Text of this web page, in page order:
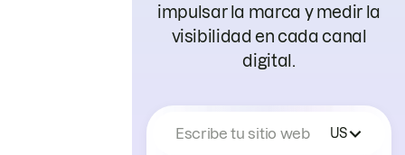
impulsar la marca y medir la
visibilidad en cada canal
digital.
Escribe tu sitio web US